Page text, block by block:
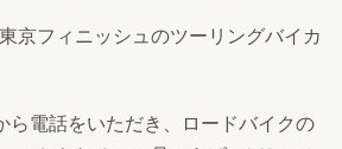
京フィニッシュのツーリングバイカ
ら電話をいただき、ロードバイクの